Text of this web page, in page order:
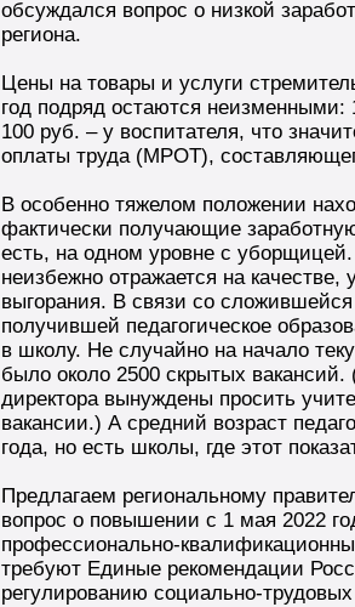
обсуждался вопрос о низкой
региона.
Цены на товары и услуги
год подряд остаются
100 руб. – у воспитателя, что
оплаты труда (МРОТ),
В особенно тяжелом положении
фактически получающие
есть, на одном уровне с
неизбежно отражается на качестве,
выгорания. В связи со
получившей педагогическое
в школу. Не случайно на начало
было около 2500 скрытых
директора вынуждены просить
вакансии.) А средний возраст
года, но есть школы, где этот
Предлагаем региональному
вопрос о повышении с 1 мая 2022
профессионально-
требуют Единые рекомендации
регулированию социально-